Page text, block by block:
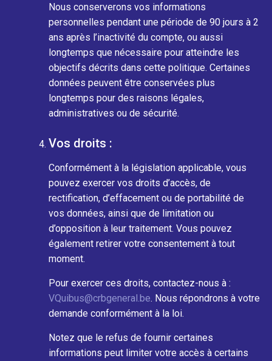
Nous conserverons vos informations
personnelles pendant une période de 90 jours à 2
ans après l’inactivité du compte, ou aussi
longtemps que nécessaire pour atteindre les
objectifs décrits dans cette politique. Certaines
données peuvent être conservées plus
longtemps pour des raisons légales,
administratives ou de sécurité.
Vos droits :
Conformément à la législation applicable, vous
pouvez exercer vos droits d’accès, de
rectification, d’effacement ou de portabilité de
vos données, ainsi que de limitation ou
d’opposition à leur traitement. Vous pouvez
également retirer votre consentement à tout
moment.
Pour exercer ces droits, contactez-nous à :
VQuibus@crbgeneral.be. Nous répondrons à votre
demande conformément à la loi.
Notez que le refus de fournir certaines
informations peut limiter votre accès à certains